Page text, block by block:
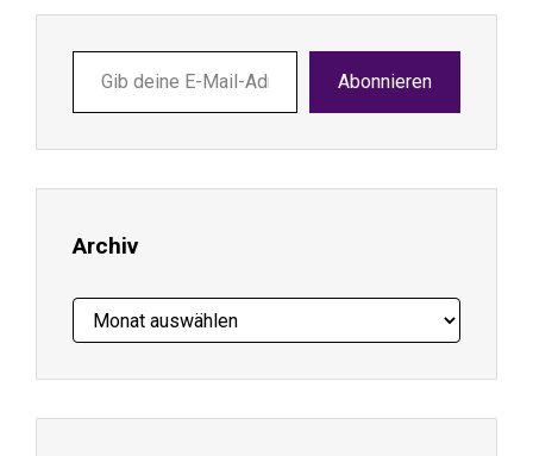
deine
E-
ein ...
Abonnieren
Archiv
Archiv